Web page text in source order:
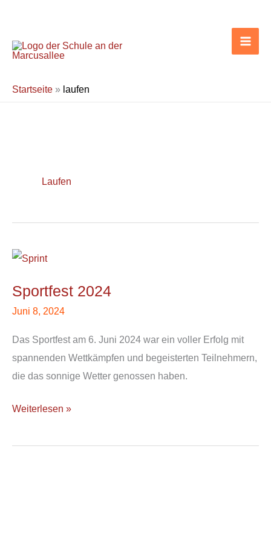
springen
Startseite » laufen
Laufen
Sportfest 2024
Juni 8, 2024
Das Sportfest am 6. Juni 2024 war ein voller Erfolg mit
spannenden Wettkämpfen und begeisterten Teilnehmern,
die das sonnige Wetter genossen haben.
Sportfest
Weiterlesen »